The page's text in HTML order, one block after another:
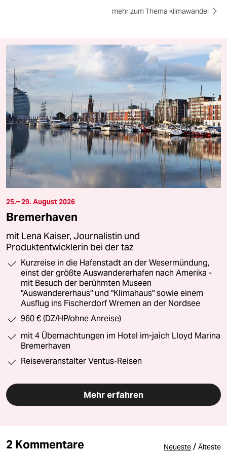
mehr zum Thema klimawandel
25.– 29. August 2026
Bremerhaven
mit Lena Kaiser, Journalistin und
Produktentwicklerin bei der taz
Kurzreise in die Hafenstadt an der Wesermündung,
einst der größte Auswandererhafen nach Amerika -
mit Besuch der berühmten Museen
"Auswandererhaus" und "Klimahaus" sowie einem
Ausflug ins Fischerdorf Wremen an der Nordsee
960 € (DZ/HP/ohne Anreise)
mit 4 Übernachtungen im Hotel im-jaich Lloyd Marina
Bremerhaven
Reiseveranstalter Ventus-Reisen
Mehr erfahren
2 Kommentare Neueste / Älteste